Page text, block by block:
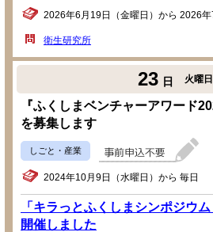
2026年6月19日（金曜日）から 2026
衛生研究所
23 日 火曜日
『ふくしまベンチャーアワード
を募集します
しごと・産業
2024年10月9日（水曜日）から 毎日
「キラっとふくしまシンポジウ
開催しました